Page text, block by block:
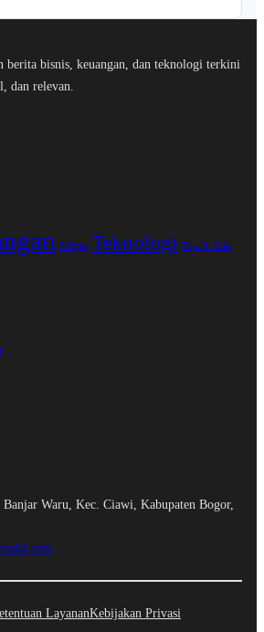
berita bisnis, keuangan, dan teknologi terkini
dan relevan.
Kripto Teknologi Tips & Trik
Waru, Kec. Ciawi, Kabupaten Bogor,
LayananKebijakan Privasi